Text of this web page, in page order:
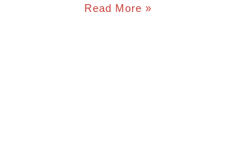
Pengertian
Read More »